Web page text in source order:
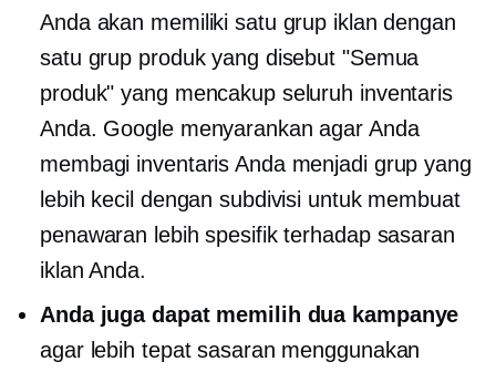
Anda akan memiliki satu grup iklan dengan
satu grup produk yang disebut "Semua
produk" yang mencakup seluruh inventaris
Anda. Google menyarankan agar Anda
membagi inventaris Anda menjadi grup yang
lebih kecil dengan subdivisi untuk membuat
penawaran lebih spesifik terhadap sasaran
iklan Anda.
Anda juga dapat memilih dua kampanye
agar lebih tepat sasaran menggunakan